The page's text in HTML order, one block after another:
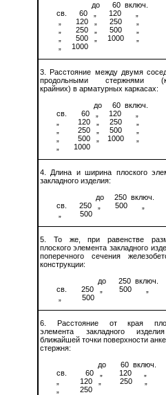
до
60 включ.
св.
60 120
120 250
250 500
500 1000
1000
3. Расстояние между двумя
продольными стержнями
крайних) в арматурных каркасах:
до
60 включ.
св.
60 120
120 250
250 500
500 1000
1000
4. Длина и ширина плоского
закладного изделия:
до
250 включ.
св.
250 500
500
5. То же, при равенстве
плоского элемента закладного
поперечного сечения
конструкции:
до
250 включ.
св.
250 500
500
6. Расстояние от края
элемента закладного
ближайшей точки поверхности
стержня:
до
60 включ.
св.
60 120
120 250
250